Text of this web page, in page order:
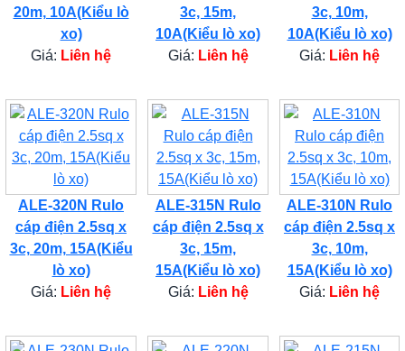
20m, 10A(Kiểu lò
xo)
Giá: Liên hệ
3c, 15m,
10A(Kiểu lò xo)
Giá: Liên hệ
3c, 10m,
10A(Kiểu lò xo)
Giá: Liên hệ
ALE-320N Rulo
cáp điện 2.5sq x
3c, 20m, 15A(Kiểu
lò xo)
Giá: Liên hệ
ALE-315N Rulo
cáp điện 2.5sq x
3c, 15m,
15A(Kiểu lò xo)
Giá: Liên hệ
ALE-310N Rulo
cáp điện 2.5sq x
3c, 10m,
15A(Kiểu lò xo)
Giá: Liên hệ